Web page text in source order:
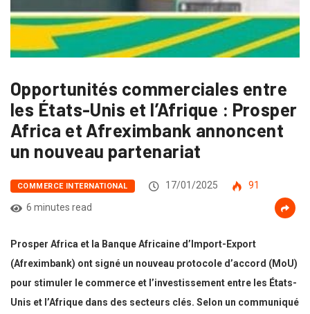
Opportunités commerciales entre
les États-Unis et l’Afrique : Prosper
Africa et Afreximbank annoncent
un nouveau partenariat
COMMERCE INTERNATIONAL 17/01/2025
91
6 minutes read
Prosper Africa et la Banque Africaine d’Import-Export
(Afreximbank) ont signé un nouveau protocole d’accord (MoU)
pour stimuler le commerce et l’investissement entre les États-
Unis et l’Afrique dans des secteurs clés. Selon un communiqué